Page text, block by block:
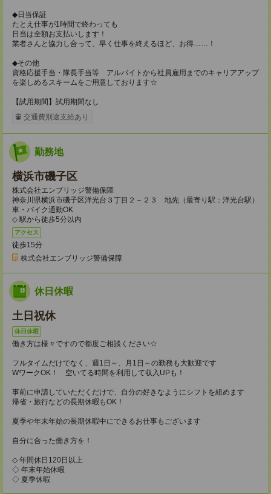
◆日当保証
たとえ仕事が1時間で終わっても
日当は全額お支払いします！
業者さんと協力し合って、早く仕事を終えるほど、お得……！
◆その他
資格応援手当・隊長手当等 アルバイトから社員雇用までのキャリアアップ
を楽しめるスキームをご用意しております☆
【試用期間】試用期間なし
交通費別途支給あり
勤務地
横浜市磯子区
株式会社エンブリッジ警備保障
神奈川県横浜市磯子区洋光台３丁目２－２３ 地先（最寄り駅：洋光台駅）
車・バイク通勤OK
◇ 駅から徒歩5分以内
アクセス
徒歩15分
株式会社エンブリッジ警備保障
休日休暇
土日祝休
休日休暇
働き方は様々ですので都度ご相談ください☆
フルタイムだけでなく、週1日～、月1日～の勤務も大歓迎です
WワークOK！ 空いてる時間を利用して収入UPも！
事前に申請していただくだけで、自分の好きなようにシフトを組めます
帰省・旅行などの長期休暇もOK！
夏季や年末年始の長期休暇中にできるお仕事もございます
自分に合った働き方を！
◇ 年間休日120日以上
◇ 年末年始休暇
◇ 夏季休暇